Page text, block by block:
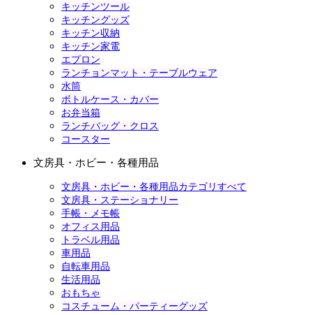
キッチンツール
キッチングッズ
キッチン収納
キッチン家電
エプロン
ランチョンマット・テーブルウェア
水筒
ボトルケース・カバー
お弁当箱
ランチバッグ・クロス
コースター
文房具・ホビー・各種用品
文房具・ホビー・各種用品カテゴリすべて
文房具・ステーショナリー
手帳・メモ帳
オフィス用品
トラベル用品
車用品
自転車用品
生活用品
おもちゃ
コスチューム・パーティーグッズ